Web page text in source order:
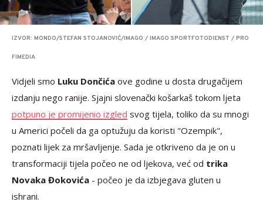
IZVOR: MONDO/STEFAN STOJANOVIĆ/IMAGO / IMAGO SPORTFOTODIENST / PRO
FIMEDIA
Vidjeli smo Luku Dončića ove godine u dosta drugačijem
izdanju nego ranije. Sjajni slovenački košarkaš tokom ljeta
potpuno je promijenio izgled svog tijela, toliko da su mnogi
u Americi počeli da ga optužuju da koristi "Ozempik",
poznati lijek za mršavljenje. Sada je otkriveno da je on u
transformaciji tijela počeo ne od ljekova, već od trika
Novaka Đokovića - počeo je da izbjegava gluten u
ishrani.